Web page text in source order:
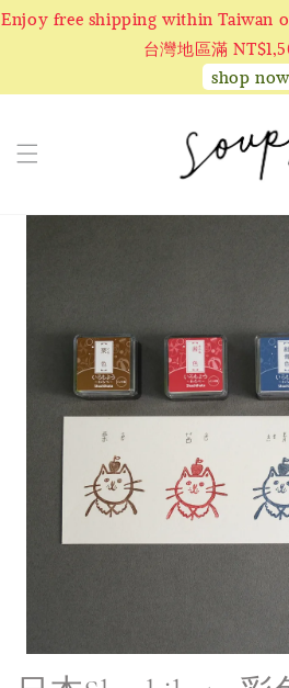
Enjoy free shipping within Taiwan
台灣地區滿
shop now